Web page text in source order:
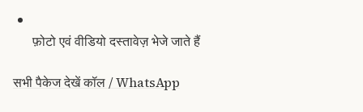
फ़ोटो एवं वीडियो दस्तावेज़ भेजे जाते हैं
सभी पैकेज देखेंकॉल / WhatsApp